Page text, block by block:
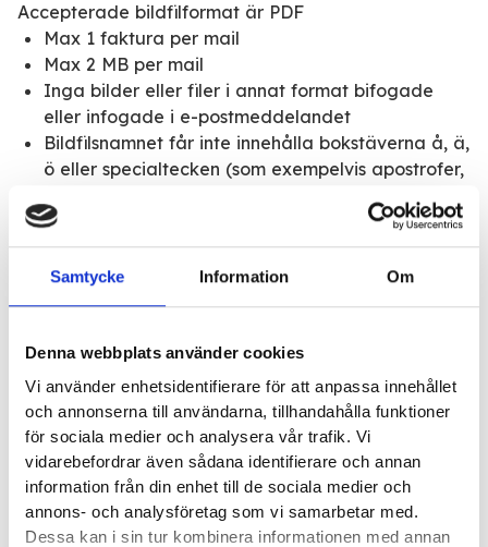
Samtycke Information Om
Denna webbplats använder cookies
Vi använder enhetsidentifierare för att anpassa innehållet
och annonserna till användarna, tillhandahålla funktioner
för sociala medier och analysera vår trafik. Vi
vidarebefordrar även sådana identifierare och annan
information från din enhet till de sociala medier och
annons- och analysföretag som vi samarbetar med.
Dessa kan i sin tur kombinera informationen med annan
Accepterade bildfilformat är PDF
Max 1 faktura per mail
Max 2 MB per mail
Inga bilder eller filer i annat format bifogade
eller infogade i e-postmeddelandet
Bildfilsnamnet får inte innehålla bokstäverna å, ä,
ö eller specialtecken (som exempelvis apostrofer,
Meddelanden eller konversationer kan inte
skickas med fakturan
Skicka E-faktura
orgnr 556652-4632
Övrigt
Vid all övrig korrespondens gäller vår ordinarie
postadress, Varnhemsgatan 18F, 541 31 Skövde.
Vid frågor kontakta: niklas.af.kleen@glaj.se
eller
010-263 25 04